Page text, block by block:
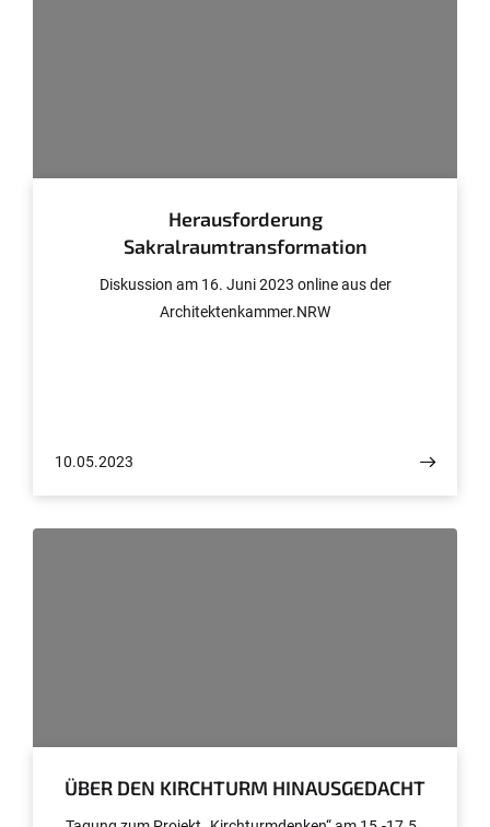
Herausforderung
Sakralraumtransformation
Diskussion am 16. Juni 2023 online aus der
Architektenkammer.NRW
10.05.2023
ÜBER DEN KIRCHTURM HINAUSGEDACHT